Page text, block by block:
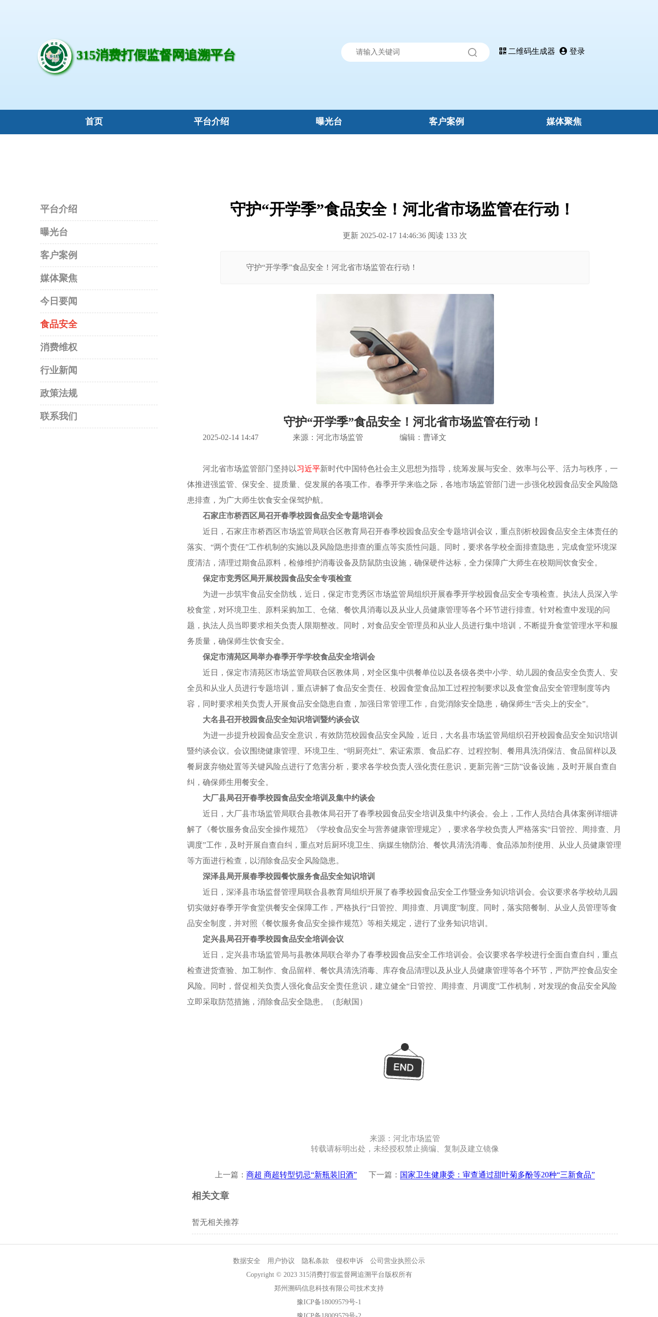
315消费打假监督网追溯平台 二维码生成器 登录
首页 平台介绍 曝光台 客户案例 媒体聚焦
平台介绍
曝光台
客户案例
媒体聚焦
今日要闻
食品安全
消费维权
行业新闻
政策法规
联系我们
守护“开学季”食品安全！河北省市场监管在行动！
更新 2025-02-17 14:46:36 阅读 133 次
守护“开学季”食品安全！河北省市场监管在行动！
守护“开学季”食品安全！河北省市场监管在行动！
2025-02-14 14:47 来源：河北市场监管 编辑：曹译文
河北省市场监管部门坚持以习近平新时代中国特色社会主义思想为指导，统筹发展与安全、效率与公平、活力与秩序，一
体推进强监管、保安全、提质量、促发展的各项工作。春季开学来临之际，各地市场监管部门进一步强化校园食品安全风险隐
患排查，为广大师生饮食安全保驾护航。
石家庄市桥西区局召开春季校园食品安全专题培训会
近日，石家庄市桥西区市场监管局联合区教育局召开春季校园食品安全专题培训会议，重点剖析校园食品安全主体责任的
落实、“两个责任”工作机制的实施以及风险隐患排查的重点等实质性问题。同时，要求各学校全面排查隐患，完成食堂环境深
度清洁，清理过期食品原料，检修维护消毒设备及防鼠防虫设施，确保硬件达标，全力保障广大师生在校期间饮食安全。
保定市竞秀区局开展校园食品安全专项检查
为进一步筑牢食品安全防线，近日，保定市竞秀区市场监管局组织开展春季开学校园食品安全专项检查。执法人员深入学
校食堂，对环境卫生、原料采购加工、仓储、餐饮具消毒以及从业人员健康管理等各个环节进行排查。针对检查中发现的问
题，执法人员当即要求相关负责人限期整改。同时，对食品安全管理员和从业人员进行集中培训，不断提升食堂管理水平和服
务质量，确保师生饮食安全。
保定市清苑区局举办春季开学学校食品安全培训会
近日，保定市清苑区市场监管局联合区教体局，对全区集中供餐单位以及各级各类中小学、幼儿园的食品安全负责人、安
全员和从业人员进行专题培训，重点讲解了食品安全责任、校园食堂食品加工过程控制要求以及食堂食品安全管理制度等内
容，同时要求相关负责人开展食品安全隐患自查，加强日常管理工作，自觉消除安全隐患，确保师生“舌尖上的安全”。
大名县召开校园食品安全知识培训暨约谈会议
为进一步提升校园食品安全意识，有效防范校园食品安全风险，近日，大名县市场监管局组织召开校园食品安全知识培训
暨约谈会议。会议围绕健康管理、环境卫生、“明厨亮灶”、索证索票、食品贮存、过程控制、餐用具洗消保洁、食品留样以及
餐厨废弃物处置等关键风险点进行了危害分析，要求各学校负责人强化责任意识，更新完善“三防”设备设施，及时开展自查自
纠，确保师生用餐安全。
大厂县局召开春季校园食品安全培训及集中约谈会
近日，大厂县市场监管局联合县教体局召开了春季校园食品安全培训及集中约谈会。会上，工作人员结合具体案例详细讲
解了《餐饮服务食品安全操作规范》《学校食品安全与营养健康管理规定》，要求各学校负责人严格落实“日管控、周排查、月
调度”工作，及时开展自查自纠，重点对后厨环境卫生、病媒生物防治、餐饮具清洗消毒、食品添加剂使用、从业人员健康管理
等方面进行检查，以消除食品安全风险隐患。
深泽县局开展春季校园餐饮服务食品安全知识培训
近日，深泽县市场监督管理局联合县教育局组织开展了春季校园食品安全工作暨业务知识培训会。会议要求各学校幼儿园
切实做好春季开学食堂供餐安全保障工作，严格执行“日管控、周排查、月调度”制度。同时，落实陪餐制、从业人员管理等食
品安全制度，并对照《餐饮服务食品安全操作规范》等相关规定，进行了业务知识培训。
定兴县局召开春季校园食品安全培训会议
近日，定兴县市场监管局与县教体局联合举办了春季校园食品安全工作培训会。会议要求各学校进行全面自查自纠，重点
检查进货查验、加工制作、食品留样、餐饮具清洗消毒、库存食品清理以及从业人员健康管理等各个环节，严防严控食品安全
风险。同时，督促相关负责人强化食品安全责任意识，建立健全“日管控、周排查、月调度”工作机制，对发现的食品安全风险
立即采取防范措施，消除食品安全隐患。（彭献国）
来源：河北市场监管
转载请标明出处，未经授权禁止摘编、复制及建立镜像
上一篇： 商超 商超转型切忌“新瓶装旧酒” 下一篇： 国家卫生健康委：审查通过甜叶菊多酚等20种“三新食品”
相关文章
暂无相关推荐
数据安全 用户协议 隐私条款 侵权申诉
公司营业执照公示
Copyright © 2023 315消费打假监督网追溯平台版权所有
郑州溯码信息科技有限公司技术支持
豫ICP备18009579号-1